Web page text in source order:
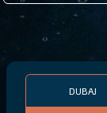
DUBAJ